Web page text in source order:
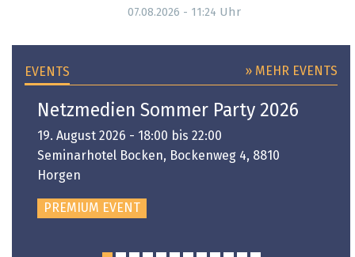
07.08.2026 - 11:24 Uhr
EVENTS » MEHR EVENTS
Netzmedien Sommer Party 2026
19. August 2026 - 18:00 bis 22:00
Seminarhotel Bocken, Bockenweg 4, 8810
Horgen
PREMIUM EVENT